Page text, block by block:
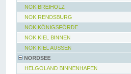
NOK BREIHOLZ
NOK RENDSBURG
NOK KÖNIGSFÖRDE
NOK KIEL BINNEN
NOK KIEL AUSSEN
NORDSEE
HELGOLAND BINNENHAFEN